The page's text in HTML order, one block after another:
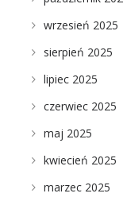
wrzesień 2025
sierpień 2025
lipiec 2025
czerwiec 2025
maj 2025
kwiecień 2025
marzec 2025